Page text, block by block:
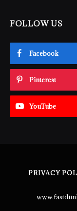
FOLLOW US
Facebook
Pinterest
YouTube
PRIVACY